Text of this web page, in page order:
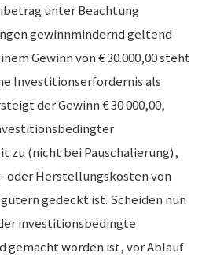
unter Beachtung
gewinnmindernd geltend
Gewinn von € 30.000,00 steht
Investitionserfordernis als
der Gewinn € 30 000,00,
zu (nicht bei Pauschalierung),
oder Herstellungskosten von
gedeckt ist. Scheiden nun
investitionsbedingte
gemacht worden ist, vor Ablauf